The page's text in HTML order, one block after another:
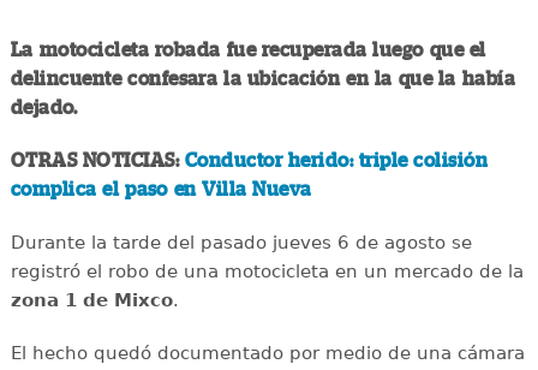
La motocicleta robada fue recuperada luego que el
delincuente confesara la ubicación en la que la había
dejado.
OTRAS NOTICIAS: Conductor herido: triple colisión
complica el paso en Villa Nueva
Durante la tarde del pasado jueves 6 de agosto se
registró el robo de una motocicleta en un mercado de la
zona 1 de Mixco.
El hecho quedó documentado por medio de una cámara